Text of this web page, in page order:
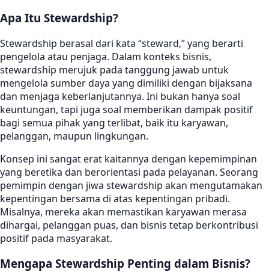
Apa Itu Stewardship?
Stewardship berasal dari kata “steward,” yang berarti
pengelola atau penjaga. Dalam konteks bisnis,
stewardship merujuk pada tanggung jawab untuk
mengelola sumber daya yang dimiliki dengan bijaksana
dan menjaga keberlanjutannya. Ini bukan hanya soal
keuntungan, tapi juga soal memberikan dampak positif
bagi semua pihak yang terlibat, baik itu karyawan,
pelanggan, maupun lingkungan.
Konsep ini sangat erat kaitannya dengan kepemimpinan
yang beretika dan berorientasi pada pelayanan. Seorang
pemimpin dengan jiwa stewardship akan mengutamakan
kepentingan bersama di atas kepentingan pribadi.
Misalnya, mereka akan memastikan karyawan merasa
dihargai, pelanggan puas, dan bisnis tetap berkontribusi
positif pada masyarakat.
Mengapa Stewardship Penting dalam Bisnis?